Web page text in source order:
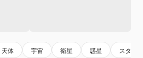
天体 宇宙 衛星 惑星 スタイル